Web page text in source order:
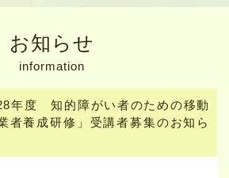
お知らせ
information
28年度 知的障がい者のための移動
者養成研修」受講者募集のお知ら